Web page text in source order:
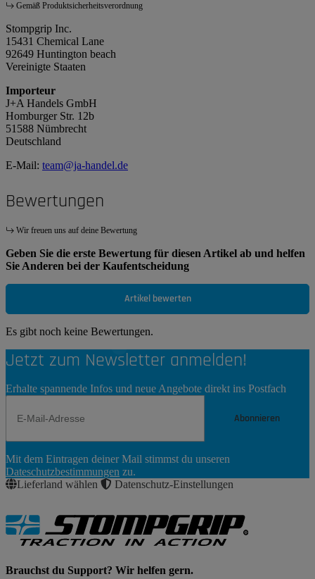
Gemäß Produktsicherheitsverordnung
Stompgrip Inc.
15431 Chemical Lane
92649 Huntington beach
Vereinigte Staaten
Importeur
J+A Handels GmbH
Homburger Str. 12b
51588 Nümbrecht
Deutschland
E-Mail: team@ja-handel.de
Bewertungen
Wir freuen uns auf deine Bewertung
Geben Sie die erste Bewertung für diesen Artikel ab und helfen
Sie Anderen bei der Kaufentscheidung
Artikel bewerten
Es gibt noch keine Bewertungen.
Jetzt zum Newsletter anmelden!
Erhalte spannende Infos und neue Angebote direkt ins Postfach
Abonnieren
Abonnieren
Mit dem Eintragen deiner Mail stimmst du unseren
Dateschutzbestimmungen zu.
Lieferland wählen
Datenschutz-Einstellungen
Brauchst du Support? Wir helfen gern.